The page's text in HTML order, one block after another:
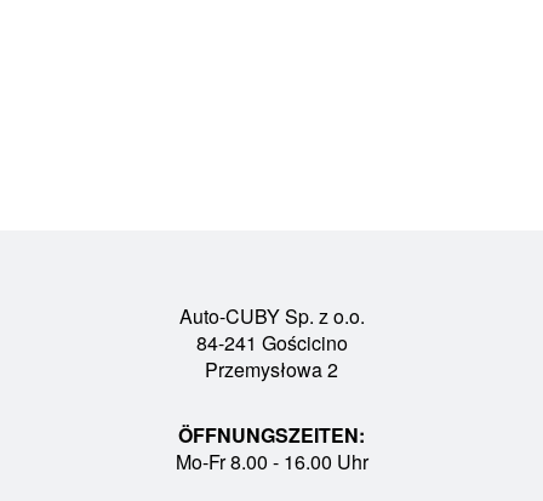
Auto-CUBY Sp. z o.o.
84-241 Gościcino
Przemysłowa 2
ÖFFNUNGSZEITEN:
Mo-Fr 8.00 - 16.00 Uhr